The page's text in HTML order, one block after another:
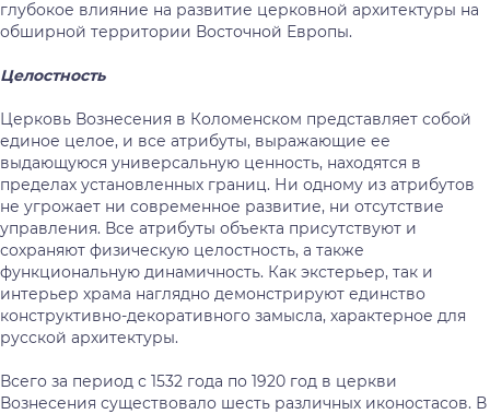
глубокое влияние на развитие церковной архитектуры на
обширной территории Восточной Европы.
Целостность
Церковь Вознесения в Коломенском представляет собой
единое целое, и все атрибуты, выражающие ее
выдающуюся универсальную ценность, находятся в
пределах установленных границ. Ни одному из атрибутов
не угрожает ни современное развитие, ни отсутствие
управления. Все атрибуты объекта присутствуют и
сохраняют физическую целостность, а также
функциональную динамичность. Как экстерьер, так и
интерьер храма наглядно демонстрируют единство
конструктивно-декоративного замысла, характерное для
русской архитектуры.
Всего за период с 1532 года по 1920 год в церкви
Вознесения существовало шесть различных иконостасов. В